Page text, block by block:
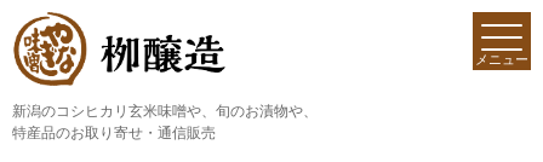
新潟のコシヒカリ玄米味噌や、旬のお漬物や、
特産品のお取り寄せ・通信販売
メニュー